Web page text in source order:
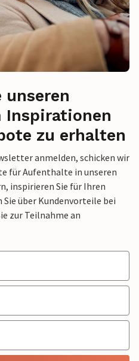
unseren
Inspirationen
zu erhalten
anmelden, schicken wir
für Aufenthalte in unseren
inspirieren Sie für Ihren
über Kundenvorteile bei
zur Teilnahme an